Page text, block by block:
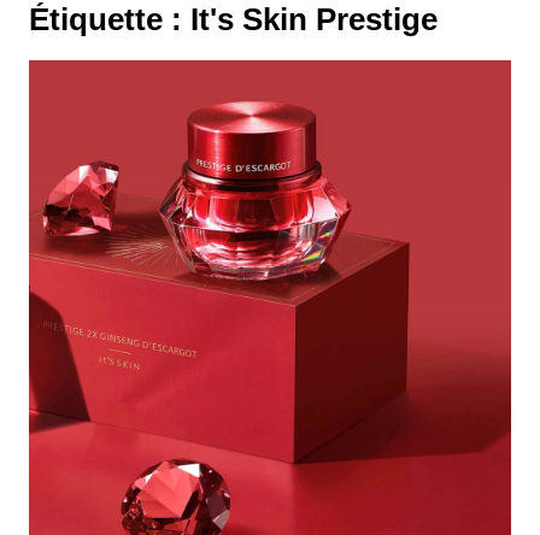
Étiquette : It's Skin Prestige